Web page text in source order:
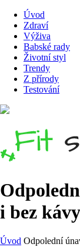
Úvod
Zdraví
Výživa
Babské rady
Životní styl
Trendy
Z přírody
Testování
i bez
Úvod Odpolední